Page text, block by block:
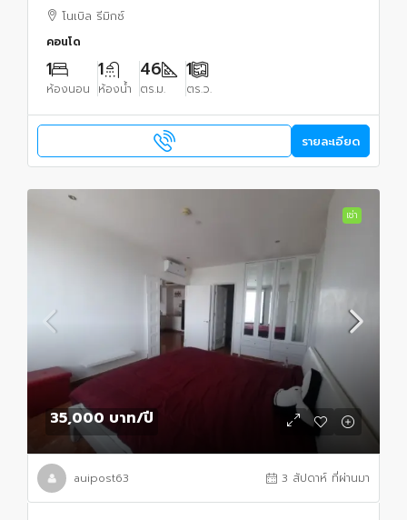
โนเบิล รีมิกซ์
คอนโด
1
ห้องนอน
1
ห้องน้ำ
46
ตร.ม.
1
ตร.ว.
รายละเอียด
เช่า
35,000 บาท/ปี
auipost63 3 สัปดาห์ ที่ผ่านมา